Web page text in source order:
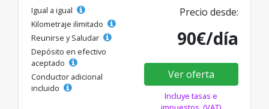
Igual a igual
Kilometraje ilimitado
Reunirse y Saludar
Depósito en efectivo
aceptado
Conductor adicional
incluido
Precio desde:
90€/día
Ver oferta
Incluye tasas e